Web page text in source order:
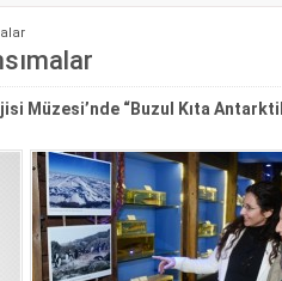
“Acayip Teknolojik Masallar”
tiyatro ile buluşturuyor
ilk kez TRT 2
katılıyor
yeniden
ülkemizi temsil edecek
Müzesi’nde “Buzul Kıta
AĞLAMA YAR